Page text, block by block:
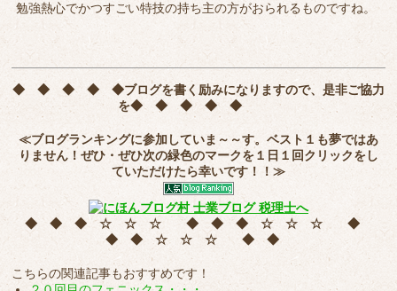
勉強熱心でかつすごい特技の持ち主の方がおられるものですね。
◆ ◆ ◆ ◆ ◆ブログを書く励みになりますので、是非ご協力
を◆ ◆ ◆ ◆ ◆
≪ブログランキングに参加していま～～す。ベスト１も夢ではあ
りません！ぜひ・ぜひ次の緑色のマークを１日１回クリックをし
ていただけたら幸いです！！≫
◆ ◆ ◆ ☆ ☆ ☆ ◆ ◆ ◆ ☆ ☆ ☆ ◆
◆ ◆ ☆ ☆ ☆ ◆ ◆
こちらの関連記事もおすすめです！